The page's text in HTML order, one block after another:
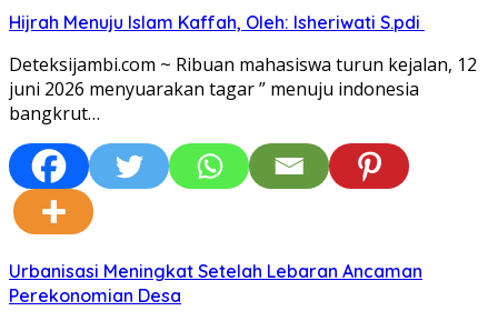
Hijrah Menuju Islam Kaffah, Oleh: Isheriwati S.pdi
Deteksijambi.com ~ Ribuan mahasiswa turun kejalan, 12
juni 2026 menyuarakan tagar ” menuju indonesia
bangkrut…
Urbanisasi Meningkat Setelah Lebaran Ancaman
Perekonomian Desa